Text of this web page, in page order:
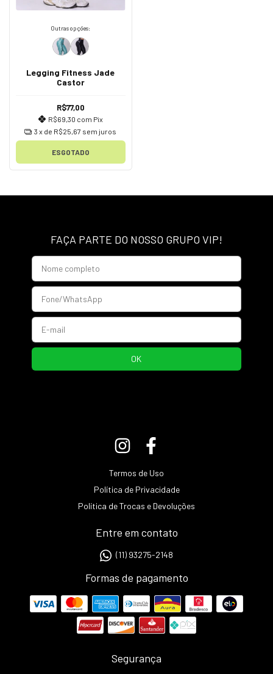
Outras opções:
Legging Fitness Jade
Castor
R$77,00
R$69,30 com Pix
3 x de R$25,67 sem juros
ESGOTADO
FAÇA PARTE DO NOSSO GRUPO VIP!
Termos de Uso
Política de Privacidade
Política de Trocas e Devoluções
Entre em contato
(11) 93275-2148
Formas de pagamento
Segurança